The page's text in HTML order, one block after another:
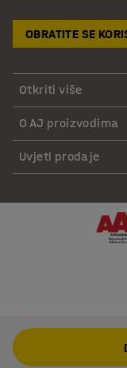
OBRATITE SE
Otkriti više
O AJ proizvodima
Uvjeti prodaje